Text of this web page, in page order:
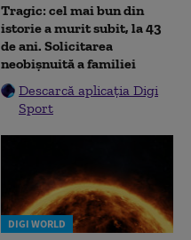
Tragic: cel mai bun din
istorie a murit subit, la 43
de ani. Solicitarea
neobișnuită a familiei
Descarcă aplicația Digi
Sport
DIGI WORLD